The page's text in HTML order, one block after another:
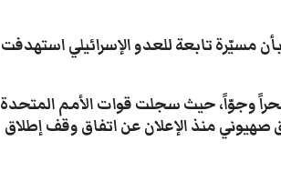
مسيّرة تابعة للعدو الإسرائيلي استهدفت
وجوّاً، حيث سجلت قوات الأمم المتحدة
منذ الإعلان عن اتفاق وقف إطلاق